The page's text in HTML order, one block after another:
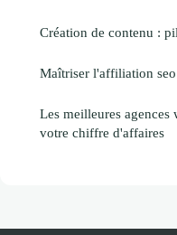
Création de contenu :
Maîtriser l'affiliation
Les meilleures
votre chiffre d'affaires